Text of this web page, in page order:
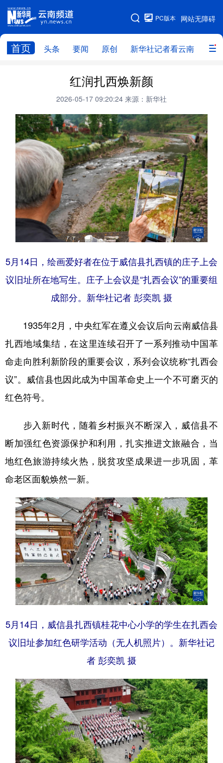
网站无障碍
PC版本
首页 头条 要闻 原创 新华社记者看云南 政务
网站地图
云南要闻
新华社记者看云南 政务
廉政 云南省领导报道集 旅游
教育
州市
社会
图片
经济 服务 云南故事
云南青年说 趣看文物
红润扎西焕新颜
2026-05-17 09:20:24 来源：新华社
5月14日，绘画爱好者在位于威信县扎西镇的庄子上会
议旧址所在地写生。庄子上会议是“扎西会议”的重要组
成部分。新华社记者 彭奕凯 摄
1935年2月，中央红军在遵义会议后向云南威信县
扎西地域集结，在这里连续召开了一系列推动中国革
命走向胜利新阶段的重要会议，系列会议统称“扎西会
议”。威信县也因此成为中国革命史上一个不可磨灭的
红色符号。
步入新时代，随着乡村振兴不断深入，威信县不
断加强红色资源保护和利用，扎实推进文旅融合，当
地红色旅游持续火热，脱贫攻坚成果进一步巩固，革
命老区面貌焕然一新。
5月14日，威信县扎西镇桂花中心小学的学生在扎西会
议旧址参加红色研学活动（无人机照片）。新华社记
者 彭奕凯 摄